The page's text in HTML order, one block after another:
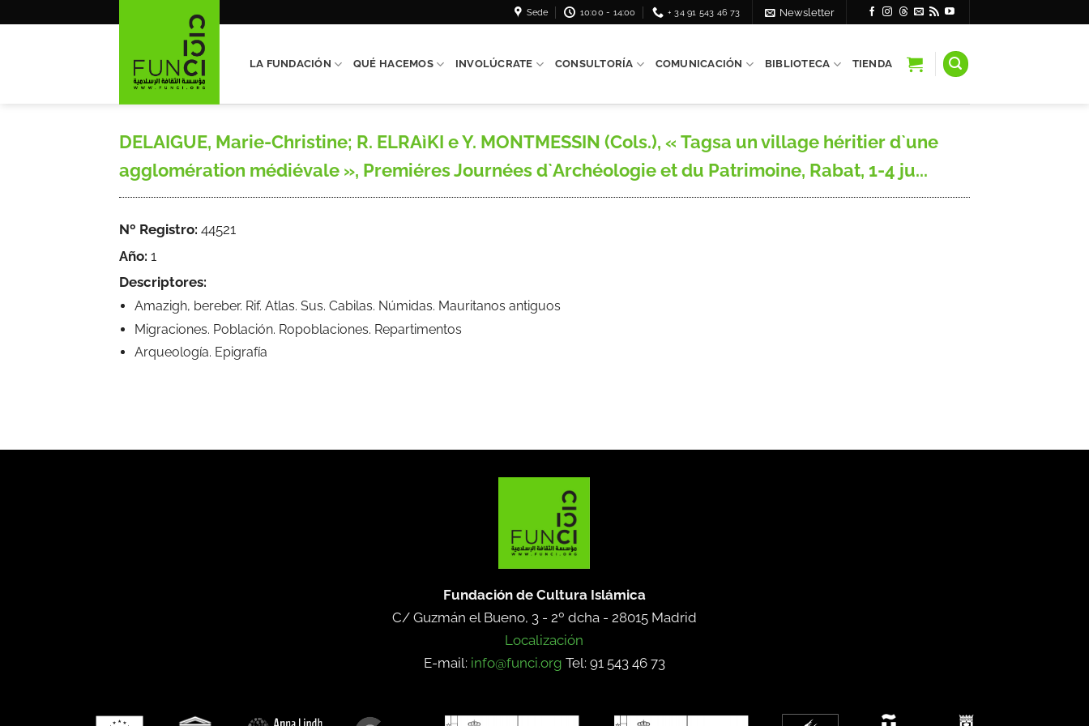
Sede 10:00 - 14:00 + 34 91 543 46 73 Newsletter
LA FUNDACIÓN QUÉ HACEMOS INVOLÚCRATE CONSULTORÍA COMUNICACIÓN BIBLIOTECA TIENDA
DELAIGUE, Marie-Christine; R. ELRAìKI e Y. MONTMESSIN (Cols.), « Tagsa un village héritier d`une
agglomération médiévale », Premiéres Journées d`Archéologie et du Patrimoine, Rabat, 1-4 ju...
Nº Registro: 44521
Año: 1
Descriptores:
Amazigh, bereber. Rif. Atlas. Sus. Cabilas. Númidas. Mauritanos antiguos
Migraciones. Población. Ropoblaciones. Repartimentos
Arqueología. Epigrafía
Fundación de Cultura Islámica
C/ Guzmán el Bueno, 3 - 2º dcha - 28015 Madrid
Localización
E-mail: info@funci.org Tel: 91 543 46 73